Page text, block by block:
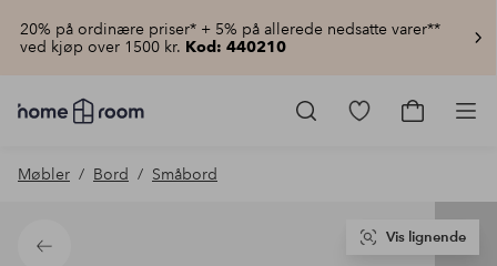
20% på ordinære priser* + 5% på allerede nedsatte varer**
ved kjøp over 1500 kr. Kod: 440210
Homeroom
–
hjemmet
pris
Gå
Gå
Møbler Bord Småbord
Tilbake
Vis lignende